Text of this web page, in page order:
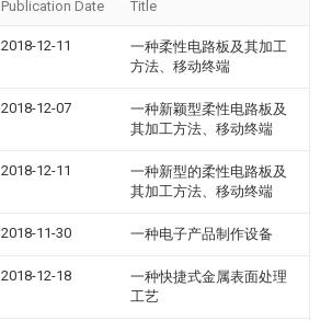
Publication Date Title
2018-12-11
一种柔性电路板及其加工
方法、移动终端
2018-12-07
一种新颖型柔性电路板及
其加工方法、移动终端
2018-12-11
一种新型的柔性电路板及
其加工方法、移动终端
2018-11-30 一种电子产品制作设备
2018-12-18
一种快捷式金属表面处理
工艺